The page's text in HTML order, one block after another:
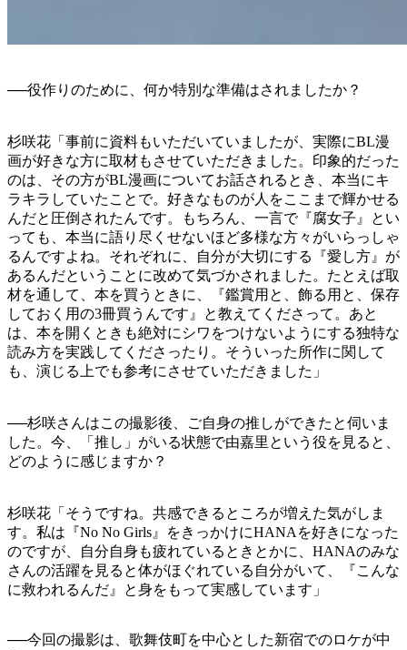
──役作りのために、何か特別な準備はされましたか？
杉咲花「事前に資料もいただいていましたが、実際にBL漫
画が好きな方に取材もさせていただきました。印象的だった
のは、その方がBL漫画についてお話されるとき、本当にキ
ラキラしていたことで。好きなものが人をここまで輝かせる
んだと圧倒されたんです。もちろん、一言で『腐女子』とい
っても、本当に語り尽くせないほど多様な方々がいらっしゃ
るんですよね。それぞれに、自分が大切にする『愛し方』が
あるんだということに改めて気づかされました。たとえば取
材を通して、本を買うときに、『鑑賞用と、飾る用と、保存
しておく用の3冊買うんです』と教えてくださって。あと
は、本を開くときも絶対にシワをつけないようにする独特な
読み方を実践してくださったり。そういった所作に関して
も、演じる上でも参考にさせていただきました」
──杉咲さんはこの撮影後、ご自身の推しができたと伺いま
した。今、「推し」がいる状態で由嘉里という役を見ると、
どのように感じますか？
杉咲花「そうですね。共感できるところが増えた気がしま
す。私は『No No Girls』をきっかけにHANAを好きになった
のですが、自分自身も疲れているときとかに、HANAのみな
さんの活躍を見ると体がほぐれている自分がいて、『こんな
に救われるんだ』と身をもって実感しています」
──今回の撮影は、歌舞伎町を中心とした新宿でのロケが中